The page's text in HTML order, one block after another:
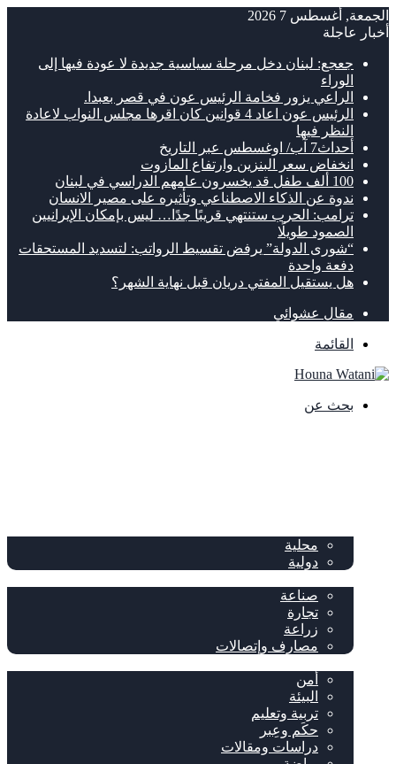
الجمعة, أغسطس 7 2026
أخبار عاجلة
جعجع: لبنان دخل مرحلة سياسية جديدة لا عودة فيها إلى
الوراء
الراعي يزور فخامة الرئيس عون في قصر بعبدا.
الرئيس عون اعاد 4 قوانين كان اقرها مجلس النواب لاعادة
النظر فيها
أحداث7 آب/ اوغسطس عبر التاريخ
انخفاض سعر البنزين وارتفاع المازوت
100 ألف طفل قد يخسرون عامهم الدراسي في لبنان
ندوة عن الذكاء الاصطناعي وتأثيره على مصير الانسان
ترامب: الحرب ستنتهي قريبًا جدًا… ليس بإمكان الإيرانيين
الصمود طويلًا
“شورى الدولة” يرفض تقسيط الرواتب: لتسديد المستحقات
دفعة واحدة
هل يستقيل المفتي دريان قبل نهاية الشهر؟
مقال عشوائي
القائمة
بحث عن
محلية
دولية
صناعة
تجارة
زراعة
مصارف وإتصالات
أمن
البيئة
تربية وتعليم
حكَم وعِبر
دراسات ومقالات